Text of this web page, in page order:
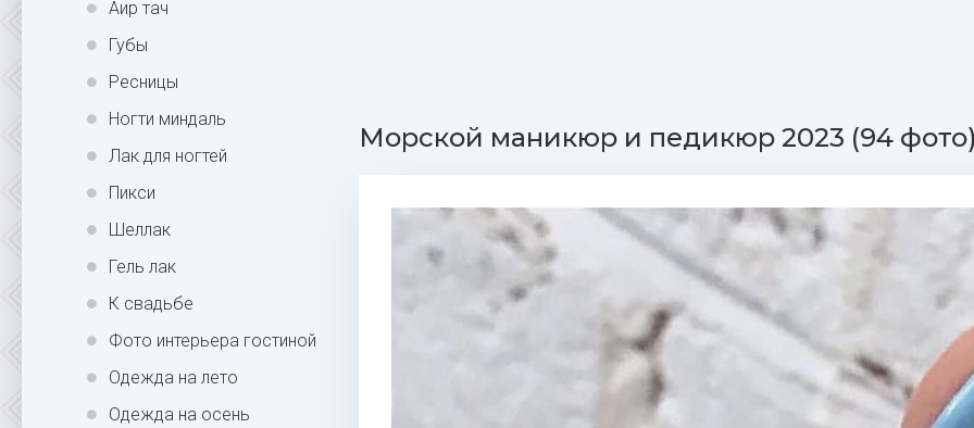
Аир тач
Губы
Ресницы
Ногти миндаль
Лак для ногтей
Пикси
Шеллак
Гель лак
К свадьбе
Фото интерьера гостиной
Одежда на лето
Одежда на осень
Морской маникюр и педикюр 2023 (94